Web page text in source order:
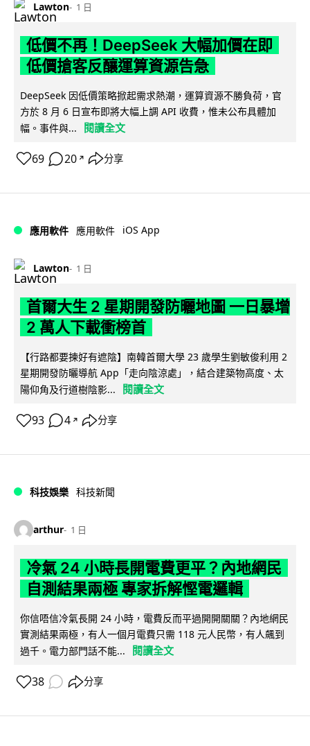
Lawton 1 日
低價不再！DeepSeek 大幅加價在即
低價搶客反釀運算資源告急
DeepSeek 因低價策略掀起需求熱潮，運算資源不勝負荷，官
方於 8 月 6 日宣布即將大幅上調 API 收費，惟未公布具體加
幅。事件與...
閱讀全文
69 20 ↗ 分享
應用軟件 應用軟件 iOS App
Lawton 1 日
首爾大生 2 星期開發防曬地圖 一日暴增
2 萬人下載衝榜首
【行路都要揀好有遮陰】南韓首爾大學 23 歲學生劉敏俊利用 2
星期開發防曬導航 App「走向陰涼處」，結合建築物高度、太
陽仰角及行道樹陰影...
閱讀全文
93 4 ↗ 分享
科技娛樂 科技新聞
arthur 1 日
冷氣 24 小時長開電費更平？內地網民
自測結果兩極 專家拆解慳電邏輯
你信唔信冷氣長開 24 小時，電費反而平過開開關關？內地網民
實測結果兩極，有人一個月電費只需 118 元人民幣，有人飆到
過千。電力部門話不能...
閱讀全文
38 分享